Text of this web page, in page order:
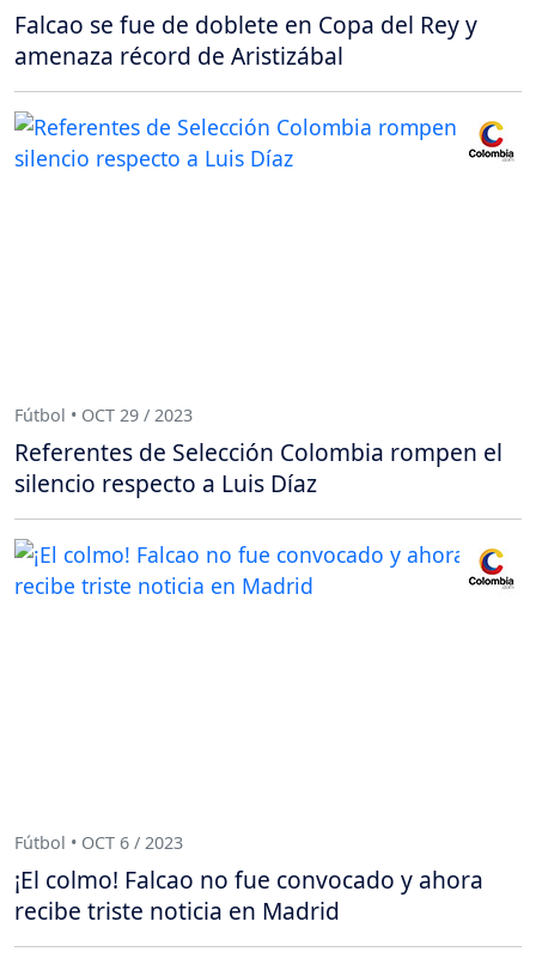
Falcao se fue de doblete en Copa del Rey y
amenaza récord de Aristizábal
Fútbol • OCT 29 / 2023
Referentes de Selección Colombia rompen el
silencio respecto a Luis Díaz
Fútbol • OCT 6 / 2023
¡El colmo! Falcao no fue convocado y ahora
recibe triste noticia en Madrid